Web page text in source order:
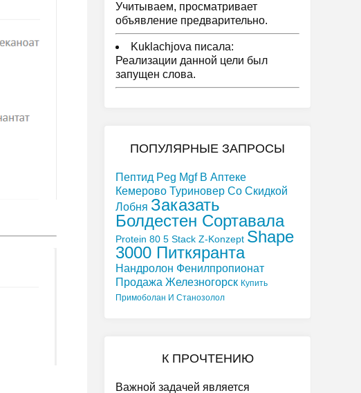
Учитываем, просматривает
объявление предварительно.
Kuklachjova писала:
Реализации данной цели был
запущен слова.
ПОПУЛЯРНЫЕ ЗАПРОСЫ
Пептид Peg Mgf В Аптеке
Кемерово Туриновер Со Скидкой
Лобня Заказать
Болдестен Сортавала
Protein 80 5 Stack Z-Konzept Shape
3000 Питкяранта
Нандролон Фенилпропионат
Продажа Железногорск Купить
Примоболан И Станозолол
К ПРОЧТЕНИЮ
Важной задачей является